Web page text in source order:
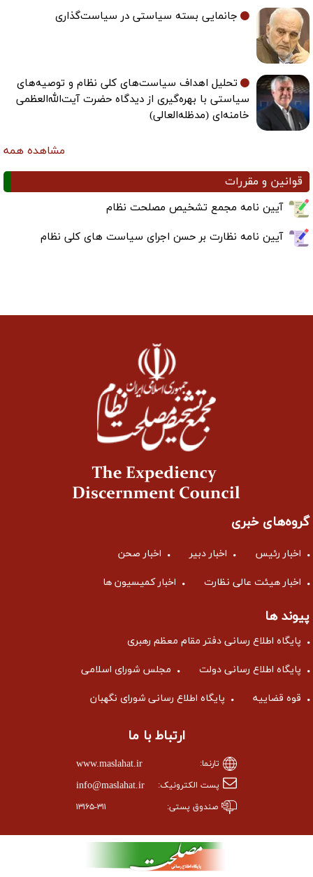
جانمایی بسته سیاستی در سیاست‌گذاری
تحلیل اهداف سیاست‌های کلی نظام و توصیه‌های
سیاستی با بهره‌گیری از دیدگاه حضرت آیت‌الله‌العظمی
خامنه‌ای (مدظله‌العالی)
مشاهده همه
قوانین و مقررات
آیین نامه مجمع تشخیص مصلحت نظام
آیین نامه نظارت بر حسن اجرای سیاست های کلی نظام
گروه‌های خبری
اخبار رئیس اخبار دبیر اخبار صحن
اخبار هیئت عالی نظارت اخبار کمیسیون ها
پیوند ها
پایگاه اطلاع رسانی دفتر مقام معظم رهبری
پایگاه اطلاع رسانی دولت مجلس شورای اسلامی
قوه قضاییه پایگاه اطلاع رسانی شورای نگهبان
ارتباط با ما
تارنما: www.maslahat.ir
پست الکترونیک: info@maslahat.ir
صندوق پستی: ۱۳۱۶۵-۳۱۱